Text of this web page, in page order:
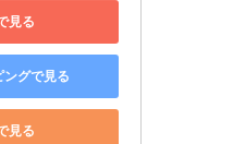
見る
グで見る
見る